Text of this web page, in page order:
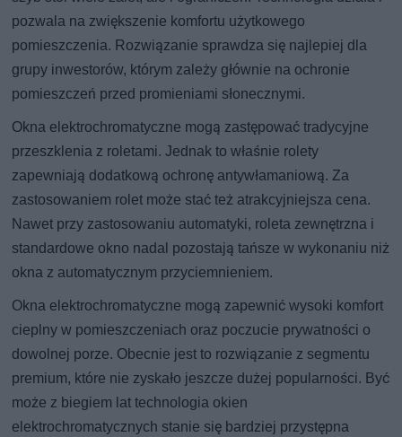
pozwala na zwiększenie komfortu użytkowego
pomieszczenia. Rozwiązanie sprawdza się najlepiej dla
grupy inwestorów, którym zależy głównie na ochronie
pomieszczeń przed promieniami słonecznymi.
Okna elektrochromatyczne mogą zastępować tradycyjne
przeszklenia z roletami. Jednak to właśnie rolety
zapewniają dodatkową ochronę antywłamaniową. Za
zastosowaniem rolet może stać też atrakcyjniejsza cena.
Nawet przy zastosowaniu automatyki, roleta zewnętrzna i
standardowe okno nadal pozostają tańsze w wykonaniu niż
okna z automatycznym przyciemnieniem.
Okna elektrochromatyczne mogą zapewnić wysoki komfort
cieplny w pomieszczeniach oraz poczucie prywatności o
dowolnej porze. Obecnie jest to rozwiązanie z segmentu
premium, które nie zyskało jeszcze dużej popularności. Być
może z biegiem lat technologia okien
elektrochromatycznych stanie się bardziej przystępna